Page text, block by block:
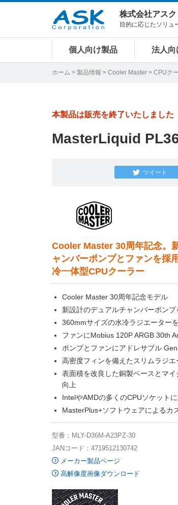
株式会社アスク
目的に応じたソリュ
個人向け製品 法人向
ホーム > 製品情報 > Cooler Master > CPUク
本製品は販売を終了いたしました
MasterLiquid
ツイート
Cooler Master 30周年記念。
ャンバーポンプとファンを採
冷一体型CPUクーラー
Cooler Master 30周年記念モデル
新設計のデュアルチャンバーポンプ
360mmサイズの水冷ラジエーター
ファンにMobius 120P ARGB 30th
ポンプとファンにアドレサブル
高密度フィンを備えたスリムラジエ
表面積を改良した銅製ベースとマ
向上
IntelやAMDの多くのCPUソケット
MasterPlus+ソフトウェアによるカ
型番：MLY-D36M-A23PZ-30
JANコード：4719512130742
メーカー製品ページ
高解像度画像ダウンロード